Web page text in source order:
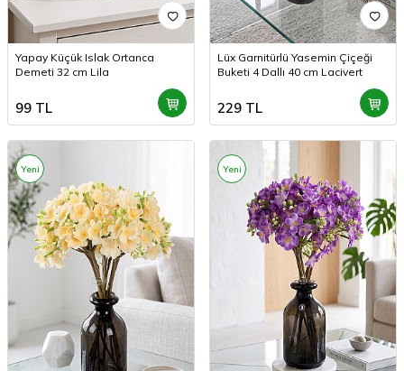
Yapay Küçük Islak Ortanca
Demeti 32 cm Lila
99 TL
Lüx Garnitürlü Yasemin Çiçeği
Buketi 4 Dallı 40 cm Lacivert
229 TL
Yeni Yeni